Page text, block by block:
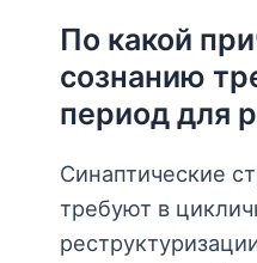
По какой
сознанию
период для
Синаптические
требуют в